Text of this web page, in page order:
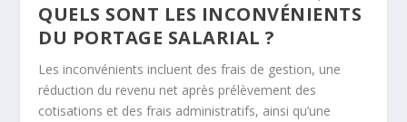
QUELS SONT LES INCONVÉNIENTS
DU PORTAGE SALARIAL ?
Les inconvénients incluent des frais de gestion, une
réduction du revenu net après prélèvement des
cotisations et des frais administratifs, ainsi qu’une